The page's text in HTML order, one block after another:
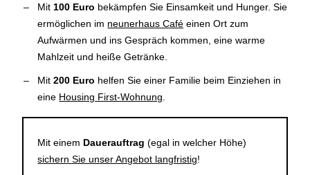
Mit 100 Euro bekämpfen Sie Einsamkeit und Hunger. Sie
ermöglichen im neunerhaus Café einen Ort zum
Aufwärmen und ins Gespräch kommen, eine warme
Mahlzeit und heiße Getränke.
Mit200 Euro helfen Sie einer Familie beim Einziehen in
eine Housing First-Wohnung
Mit einem Dauerauftrag (egal in welcher Höhe)
sichern Sie unser Angebot langfristig!